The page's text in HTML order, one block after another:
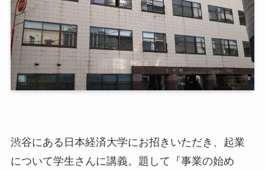
渋谷にある日本経済大学にお招きいただき、起業
について学生さんに講義。題して『事業の始め